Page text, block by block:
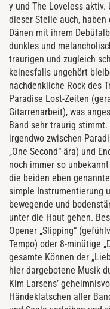
y und The Loveless
dieser Stelle auch,
Dänen mit ihrem
dunkles und
traurigen und zugleich
keinesfalls ungehört
nachdenkliche Rock des
Paradise Lost-Zeiten
Gitarrenarbeit), was
Band sehr traurig
irgendwo zwischen
„One Second“-ära) und
noch immer so
die beiden eben
simple Instrumentierung
bewegende und
unter die Haut gehen.
Opener „Slipping“
Tempo) oder 8-minütige
gesamte Können der
hier dargebotene Musik
Kim Larsens’
Händeklatschen aller